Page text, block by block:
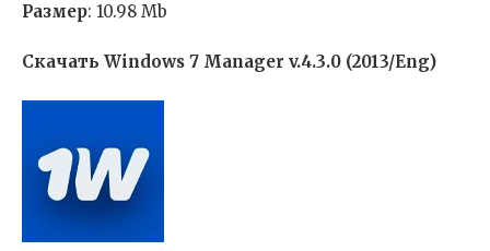
Размер: 10.98 Mb
Скачать Windows 7 Manager v.4.3.0 (2013/Eng)